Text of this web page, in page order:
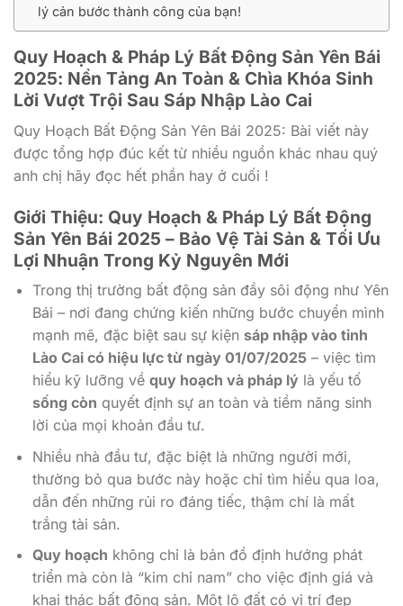
lý cản bước thành công của bạn!
Quy Hoạch & Pháp Lý Bất Động Sản Yên Bái
2025: Nền Tảng An Toàn & Chìa Khóa Sinh
Lời Vượt Trội Sau Sáp Nhập Lào Cai
Quy Hoạch Bất Động Sản Yên Bái 2025: Bài viết này
được tổng hợp đúc kết từ nhiều nguồn khác nhau quý
anh chị hãy đọc hết phần hay ở cuối !
Giới Thiệu: Quy Hoạch & Pháp Lý Bất Động
Sản Yên Bái 2025 – Bảo Vệ Tài Sản & Tối Ưu
Lợi Nhuận Trong Kỷ Nguyên Mới
Trong thị trường bất động sản đầy sôi động như Yên
Bái – nơi đang chứng kiến những bước chuyển mình
mạnh mẽ, đặc biệt sau sự kiện sáp nhập vào tỉnh
Lào Cai có hiệu lực từ ngày 01/07/2025 – việc tìm
hiểu kỹ lưỡng về quy hoạch và pháp lýlà yếu tố
sống còn quyết định sự an toàn và tiềm năng sinh
lời của mọi khoản đầu tư.
Nhiều nhà đầu tư, đặc biệt là những người mới,
thường bỏ qua bước này hoặc chỉ tìm hiểu qua loa,
dẫn đến những rủi ro đáng tiếc, thậm chí là mất
trắng tài sản.
Quy hoạch không chỉ là bản đồ định hướng phát
triển mà còn là “kim chỉ nam” cho việc định giá và
khai thác bất động sản. Một lô đất có vị trí đẹp